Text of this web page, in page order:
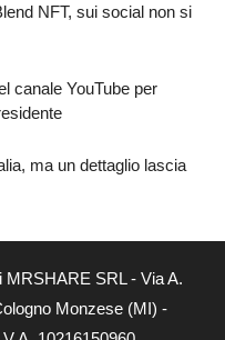
NFT, sui social non si
canale YouTube per
ma un dettaglio lascia
SRL - Via A.
Monzese (MI) -